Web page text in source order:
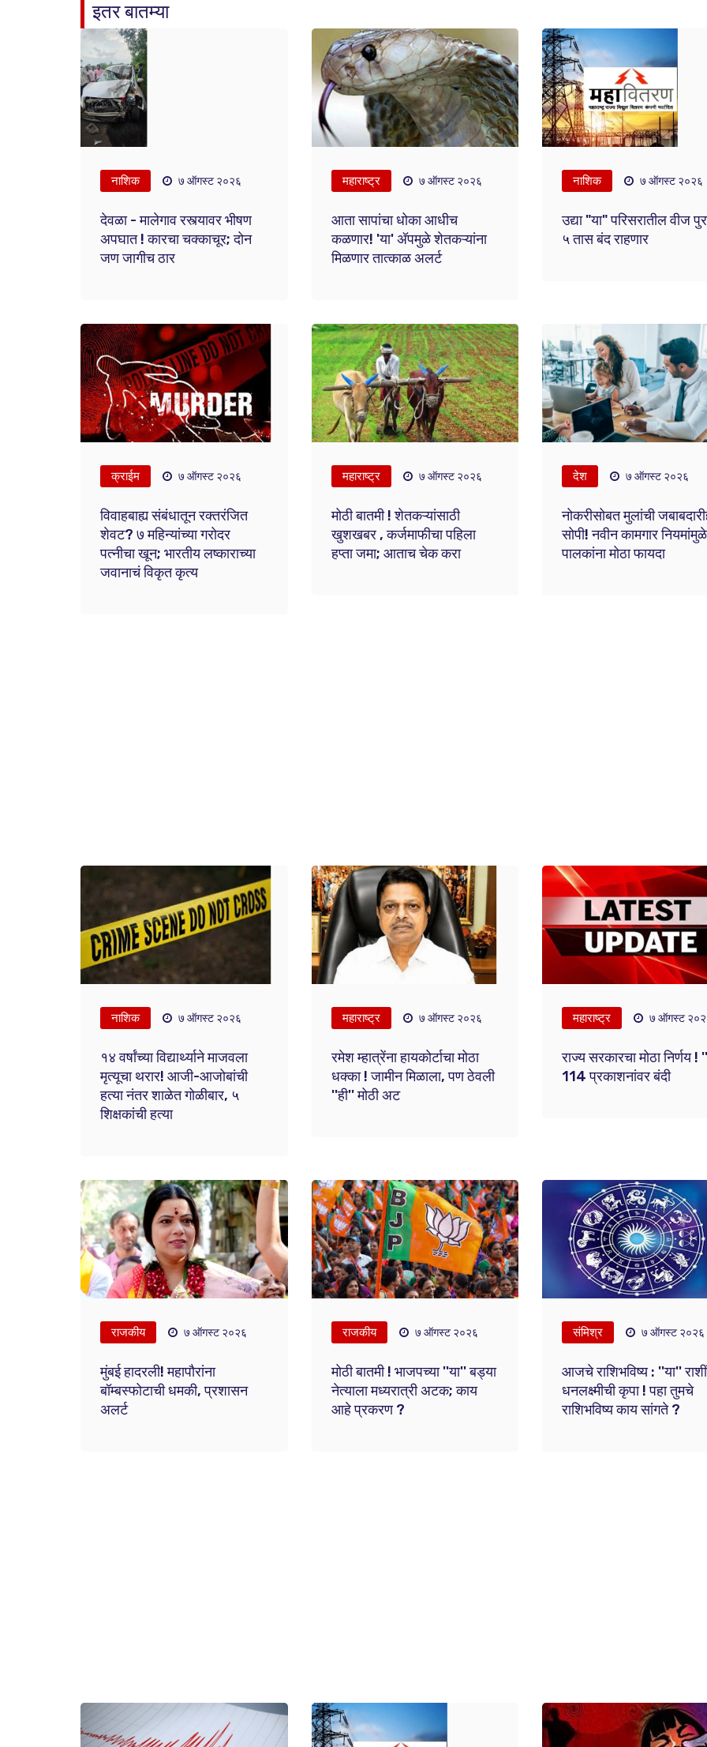
इतर बातम्या
नाशिक ७ ऑगस्ट २०२६
देवळा - मालेगाव रस्त्यावर भीषण
अपघात ! कारचा चक्काचूर; दोन
जण जागीच ठार
महाराष्ट्र ७ ऑगस्ट २०२६
आता सापांचा धोका आधीच
कळणार! 'या' अ‍ॅपमुळे शेतकऱ्यांना
मिळणार तात्काळ अलर्ट
नाशिक ७ ऑगस्ट २०२६
उद्या "या" परिसरातील वीज
५ तास बंद राहणार
क्राईम ७ ऑगस्ट २०२६
विवाहबाह्य संबंधातून रक्तरंजित
शेवट? ७ महिन्यांच्या गरोदर
पत्नीचा खून; भारतीय लष्काराच्या
जवानाचं विकृत कृत्य
महाराष्ट्र ७ ऑगस्ट २०२६
मोठी बातमी ! शेतकऱ्यांसाठी
खुशखबर , कर्जमाफीचा पहिला
हप्ता जमा; आताच चेक करा
देश ७ ऑगस्ट २०२६
नोकरीसोबत मुलांची
सोपी! नवीन कामगार नियमांमुळे
पालकांना मोठा फायदा
नाशिक ७ ऑगस्ट २०२६
१४ वर्षांच्या विद्यार्थ्याने माजवला
मृत्यूचा थरार! आजी-आजोबांची
हत्या नंतर शाळेत गोळीबार, ५
शिक्षकांची हत्या
महाराष्ट्र ७ ऑगस्ट २०२६
रमेश म्हात्रेंना हायकोर्टाचा मोठा
धक्का ! जामीन मिळाला, पण ठेवली
''ही'' मोठी अट
महाराष्ट्र ७ ऑगस्ट
राज्य सरकारचा मोठा निर्णय !
114 प्रकाशनांवर बंदी
राजकीय ७ ऑगस्ट २०२६
मुंबई हादरली! महापौरांना
बॉम्बस्फोटाची धमकी, प्रशासन
अलर्ट
राजकीय ७ ऑगस्ट २०२६
मोठी बातमी ! भाजपच्या ''या'' बड्या
नेत्याला मध्यरात्री अटक; काय
आहे प्रकरण ?
संमिश्र ७ ऑगस्ट २०२६
आजचे राशिभविष्य : ''या''
धनलक्ष्मीची कृपा ! पहा तुमचे
राशिभविष्य काय सांगते ?